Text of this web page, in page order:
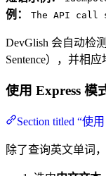
例：
The API call
DevGlish 会自动检
Sentence），并相
使用 Express 模
Section titled “使
除了查询英文单词